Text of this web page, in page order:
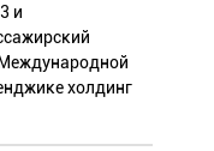
и
холдинг